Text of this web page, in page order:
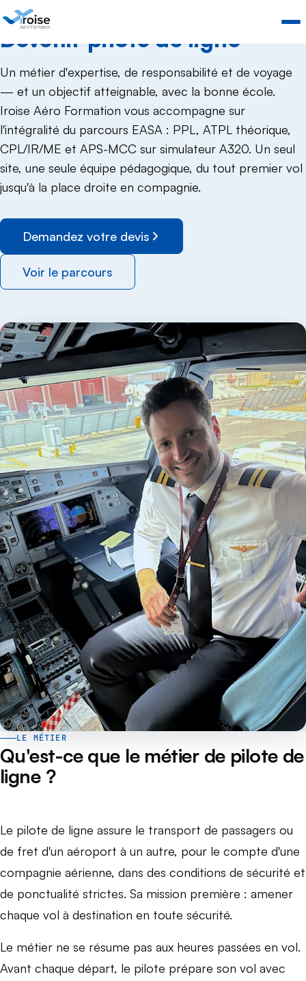
DEVENIR PILOTE DE LIGNE
Devenir pilote de ligne
Un métier d'expertise, de responsabilité et de voyage
— et un objectif atteignable, avec la bonne école.
Iroise Aéro Formation vous accompagne sur
l'intégralité du parcours EASA : PPL, ATPL théorique,
CPL/IR/ME et APS-MCC sur simulateur A320. Un seul
site, une seule équipe pédagogique, du tout premier vol
jusqu'à la place droite en compagnie.
Demandez votre devis
Voir le parcours
LE MÉTIER
Qu'est-ce que le métier de pilote de
ligne ?
Le pilote de ligne assure le transport de passagers ou
de fret d'un aéroport à un autre, pour le compte d'une
compagnie aérienne, dans des conditions de sécurité et
de ponctualité strictes. Sa mission première : amener
chaque vol à destination en toute sécurité.
Le métier ne se résume pas aux heures passées en vol.
Avant chaque départ, le pilote prépare son vol avec